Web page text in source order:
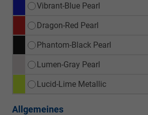
Vibrant-Blue Pearl
Dragon-Red Pearl
Phantom-Black Pearl
Lumen-Gray Pearl
Lucid-Lime Metallic
Allgemeines